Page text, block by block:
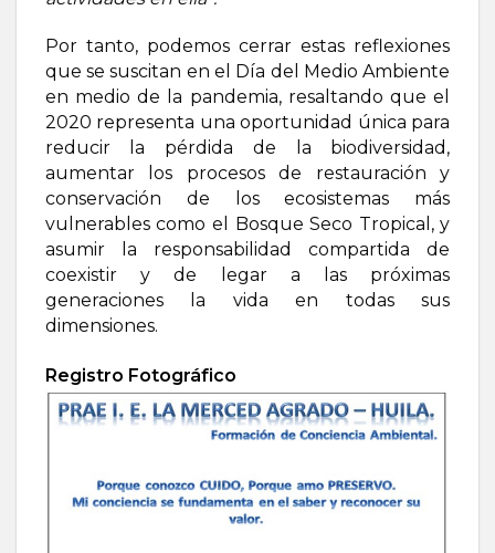
Por tanto, podemos cerrar estas reflexiones
que se suscitan en el Día del Medio Ambiente
en medio de la pandemia, resaltando que el
2020 representa una oportunidad única para
reducir la pérdida de la biodiversidad,
aumentar los procesos de restauración y
conservación de los ecosistemas más
vulnerables como el Bosque Seco Tropical, y
asumir la responsabilidad compartida de
coexistir y de legar a las próximas
generaciones la vida en todas sus
dimensiones.
Registro Fotográfico